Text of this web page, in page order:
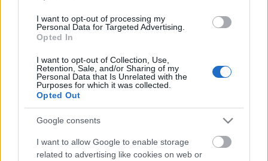
I want to opt-out of processing my
Personal Data for Targeted Advertising.
Opted In
I want to opt-out of Collection, Use,
Retention, Sale, and/or Sharing of my
Personal Data that Is Unrelated with the
Purposes for which it was collected.
Opted Out
Google consents
I want to allow Google to enable storage
related to advertising like cookies on web or